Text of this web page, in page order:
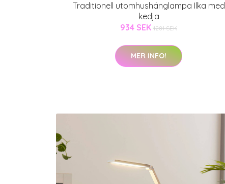
Traditionell utomhushänglampa Ilka med
kedja
934 SEK 1281 SEK
MER INFO!